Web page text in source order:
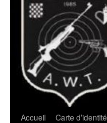
Accueil Carte d’identité